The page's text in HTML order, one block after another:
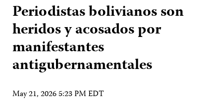
Periodistas bolivianos son
heridos y acosados por
manifestantes
antigubernamentales
May 21, 2026 5:23 PM EDT